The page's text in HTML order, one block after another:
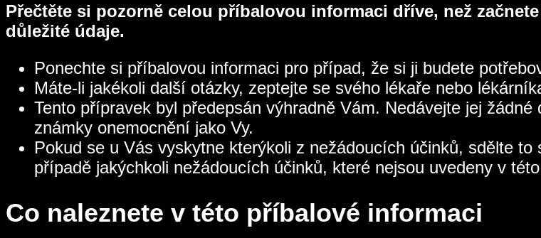
Přečtěte si pozorně celou příbalovou informaci dříve, než
důležité údaje.
Ponechte si příbalovou informaci pro případ, že si ji budete
Máte-li jakékoli další otázky, zeptejte se svého lékaře nebo
Tento přípravek byl předepsán výhradně Vám. Nedávejte jej
známky onemocnění jako Vy.
Pokud se u Vás vyskytne kterýkoli z nežádoucích účinků, sdělte
případě jakýchkoli nežádoucích účinků, které nejsou uvedeny v
Co naleznete v této příbalové informaci